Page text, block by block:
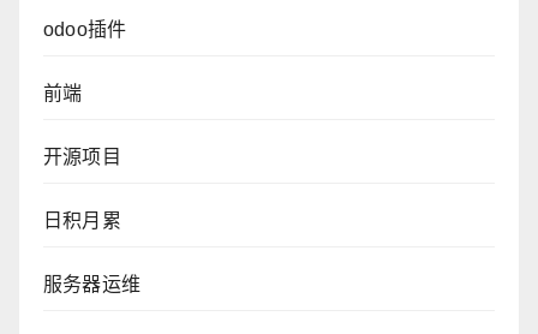
odoo插件
前端
开源项目
日积月累
服务器运维